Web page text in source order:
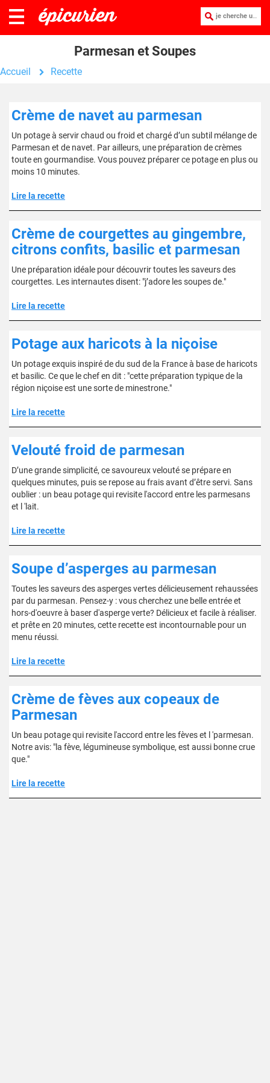
je cherche une recette :
Parmesan et Soupes
Accueil Recette
Crème de navet au parmesan
Un potage à servir chaud ou froid et chargé d’un subtil mélange de
Parmesan et de navet. Par ailleurs, une préparation de crèmes
toute en gourmandise. Vous pouvez préparer ce potage en plus ou
moins 10 minutes.
Lire la recette
Crème de courgettes au gingembre,
citrons confits, basilic et parmesan
Une préparation idéale pour découvrir toutes les saveurs des
courgettes. Les internautes disent: "j’adore les soupes de."
Lire la recette
Potage aux haricots à la niçoise
Un potage exquis inspiré de du sud de la France à base de haricots
et basilic. Ce que le chef en dit : "cette préparation typique de la
région niçoise est une sorte de minestrone."
Lire la recette
Velouté froid de parmesan
D’une grande simplicité, ce savoureux velouté se prépare en
quelques minutes, puis se repose au frais avant d’être servi. Sans
oublier : un beau potage qui revisite l'accord entre les parmesans
et l 'lait.
Lire la recette
Soupe d’asperges au parmesan
Toutes les saveurs des asperges vertes délicieusement rehaussées
par du parmesan. Pensez-y : vous cherchez une belle entrée et
hors-d'oeuvre à baser d'asperge verte? Délicieux et facile à réaliser.
et prête en 20 minutes, cette recette est incontournable pour un
menu réussi.
Lire la recette
Crème de fèves aux copeaux de
Parmesan
Un beau potage qui revisite l'accord entre les fèves et l 'parmesan.
Notre avis: "la fève, légumineuse symbolique, est aussi bonne crue
que."
Lire la recette